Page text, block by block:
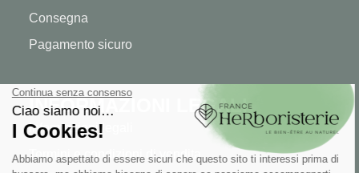
Consegna
Pagamento sicuro
INFORMAZIONI LEGALI
Informazioni legali
Termini e condizioni di vendita